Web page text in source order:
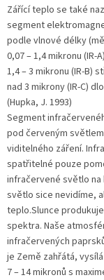
Zářící teplo se také
segment
podle vlnové délky
0,07 – 1,4 mikronu (IR-
1,4 – 3 mikronu (IR-B)
nad 3 mikrony (IR-C)
(Hupka, J. 1993)
Segment
pod červeným
viditelného záření.
spatřitelné pouze
infračervené světlo
světlo sice nevidíme,
teplo.Slunce
spektra. Naše
infračervených
je Země zahřátá,
7 – 14 mikronů s